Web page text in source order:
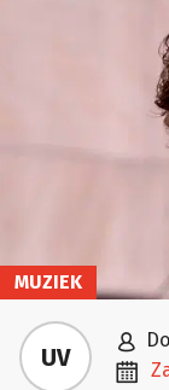
MUZIEK
UV 
